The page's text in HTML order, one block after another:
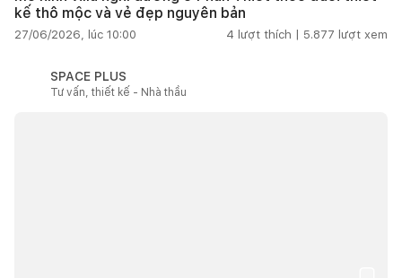
kế thô mộc và vẻ đẹp nguyên bản
27/06/2026, lúc 10:00 4 lượt thích | 5.877 lượt xem
SPACE PLUS
Tư vấn, thiết kế - Nhà thầu